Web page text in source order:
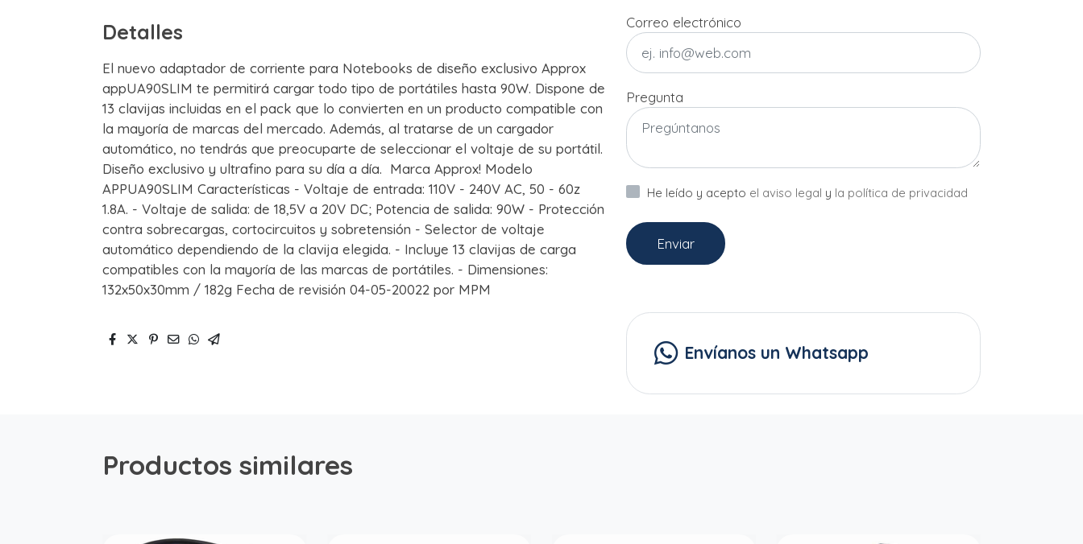
Detalles
El nuevo adaptador de corriente para Notebooks de diseño exclusivo Approx
appUA90SLIM te permitirá cargar todo tipo de portátiles hasta 90W. Dispone de
13 clavijas incluidas en el pack que lo convierten en un producto compatible con
la mayoría de marcas del mercado. Además, al tratarse de un cargador
automático, no tendrás que preocuparte de seleccionar el voltaje de su portátil.
Diseño exclusivo y ultrafino para su día a día. Marca Approx! Modelo
APPUA90SLIM Características - Voltaje de entrada: 110V - 240V AC, 50 - 60z
1.8A. - Voltaje de salida: de 18,5V a 20V DC; Potencia de salida: 90W - Protección
contra sobrecargas, cortocircuitos y sobretensión - Selector de voltaje
automático dependiendo de la clavija elegida. - Incluye 13 clavijas de carga
compatibles con la mayoría de las marcas de portátiles. - Dimensiones:
132x50x30mm / 182g Fecha de revisión 04-05-20022 por MPM
Correo electrónico
Pregunta
He leído y acepto el aviso legal y la política de privacidad
Enviar
Envíanos un Whatsapp
Productos similares